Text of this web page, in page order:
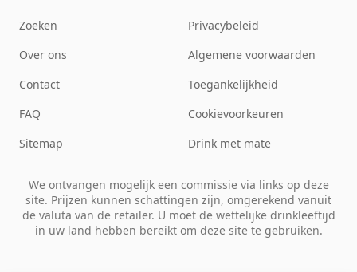
Zoeken
Over ons
Contact
FAQ
Sitemap
Privacybeleid
Algemene voorwaarden
Toegankelijkheid
Cookievoorkeuren
Drink met mate
We ontvangen mogelijk een commissie via links op deze
site. Prijzen kunnen schattingen zijn, omgerekend vanuit
de valuta van de retailer. U moet de wettelijke drinkleeftijd
in uw land hebben bereikt om deze site te gebruiken.